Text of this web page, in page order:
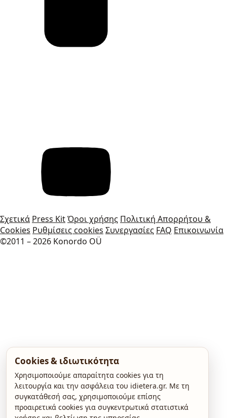
Σχετικά Press KitΌροι χρήσης Πολιτική Απορρήτου &
Cookies Ρυθμίσεις cookies Συνεργασίες FAQ Επικοινωνία
©2011 – 2026 Konordo OÜ
Cookies & ιδιωτικότητα
Χρησιμοποιούμε απαραίτητα cookies για τη
λειτουργία και την ασφάλεια του idietera.gr. Με τη
συγκατάθεσή σας, χρησιμοποιούμε επίσης
προαιρετικά cookies για συγκεντρωτικά στατιστικά